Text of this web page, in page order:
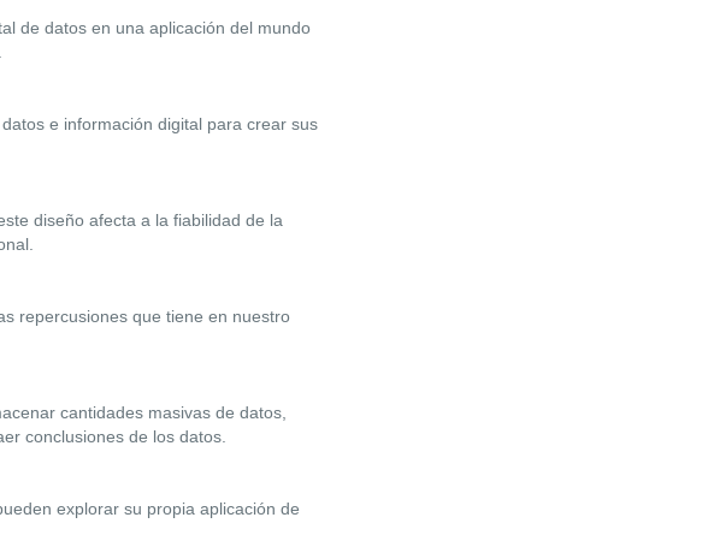
de datos en una aplicación del mundo
e información digital para crear sus
diseño afecta a la fiabilidad de la
repercusiones que tiene en nuestro
cantidades masivas de datos,
conclusiones de los datos.
explorar su propia aplicación de